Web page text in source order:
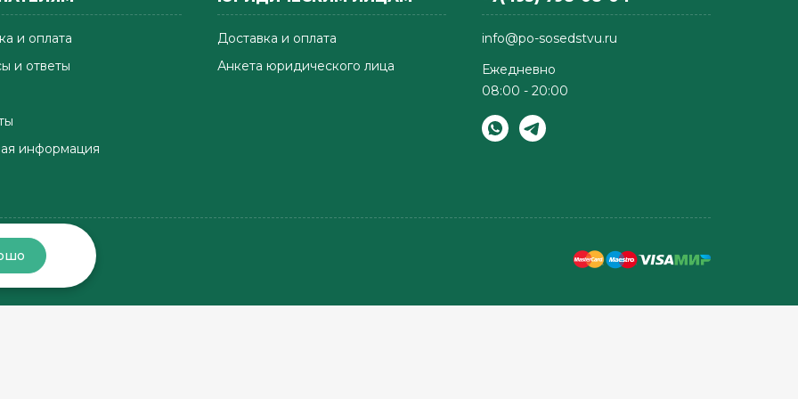
и оплата
и ответы
информация
Доставка и оплата
Анкета юридического лица
info@po-sosedstvu.ru
Ежедневно
08:00 - 20:00